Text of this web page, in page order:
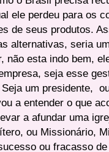
ele perdeu para os
de seus produtos.
alternativas, seria
não esta indo bem,
seja esse
Seja um presidente,
a entender o que
a afundar uma
ou Missionário,
ou fracasso